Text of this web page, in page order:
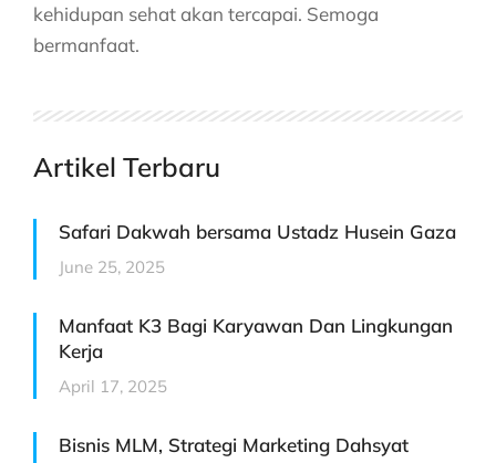
kehidupan sehat akan tercapai. Semoga
bermanfaat.
Artikel Terbaru
Safari Dakwah bersama Ustadz Husein Gaza
June 25, 2025
Manfaat K3 Bagi Karyawan Dan Lingkungan
Kerja
April 17, 2025
Bisnis MLM, Strategi Marketing Dahsyat